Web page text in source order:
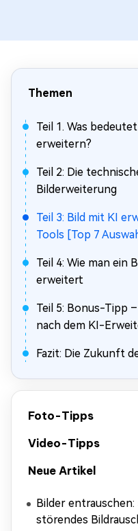
Themen
Teil 1. Was
erweitern?
Teil 2: Die
Bilderweiterung
Teil 3: Bild mit KI
Tools [Top 7
Teil 4: Wie man ein
erweitert
Teil 5: Bonus-Tipp
nach dem KI-
Fazit: Die Zukunft
Foto-Tipps
Video-Tipps
Neue Artikel
Bilder entrauschen:
störendes